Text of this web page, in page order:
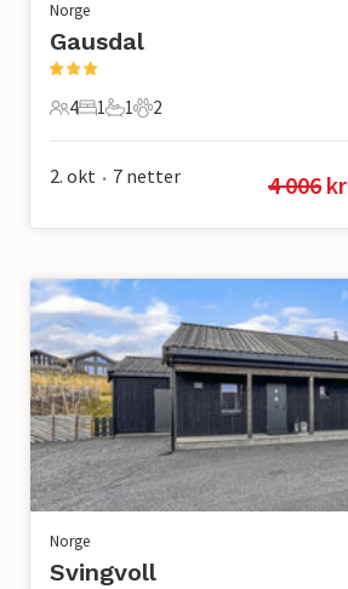
Norge
Gausdal
4 Gjester
4
1 Soverom
1
1 Bad
1
2 Kjæledyr
2
2. okt • 7 netter 4 006 kr
Norge
Svingvoll